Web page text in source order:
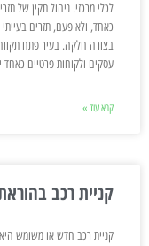
לכלי מרכזי. ניהול תקין של
כאחד, ולא פעם, תזרים
בצורה חלקה. בעיר פתח
עסקים ולקוחות פרטיים כאחד
קרא עוד »
קניית רכב
קניית רכב חדש או משומש